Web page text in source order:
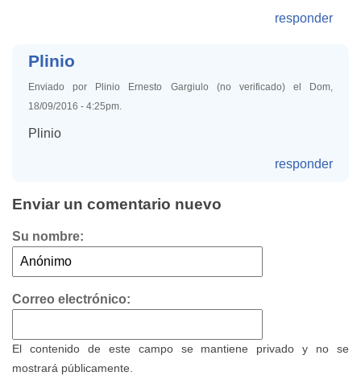
responder
Plinio
Enviado por Plinio Ernesto Gargiulo (no verificado) el Dom,
18/09/2016 - 4:25pm.
Plinio
responder
Enviar un comentario nuevo
Su nombre:
Correo electrónico:
El contenido de este campo se mantiene privado y no se
mostrará públicamente.